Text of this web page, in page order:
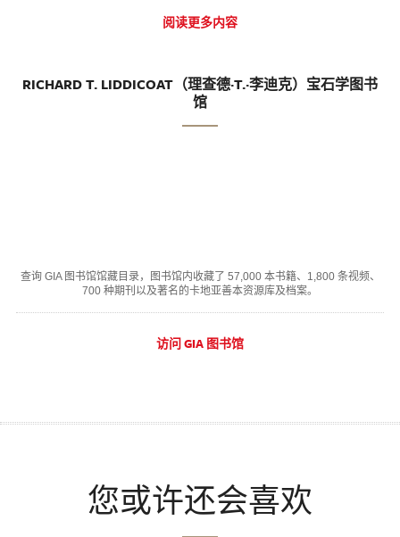
阅读更多内容
RICHARD T. LIDDICOAT（理查德·T.·李迪克）宝石学图书
馆
查询 GIA 图书馆馆藏目录，图书馆内收藏了 57,000 本书籍、1,800 条视频、
700 种期刊以及著名的卡地亚善本资源库及档案。
访问 GIA 图书馆
您或许还会喜欢